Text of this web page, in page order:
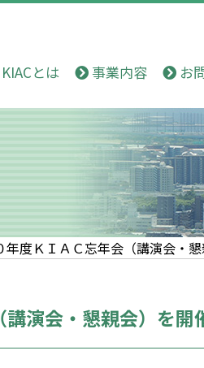
KIACとは 事業内容 お
年度ＫＩＡＣ忘年会（講演会・懇
演会・懇親会）を開